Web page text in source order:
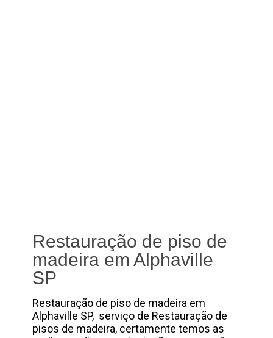
Restauração de piso de
madeira em Alphaville
SP
Restauração de piso de madeira em
Alphaville SP, serviço de Restauração de
pisos de madeira, certamente temos as